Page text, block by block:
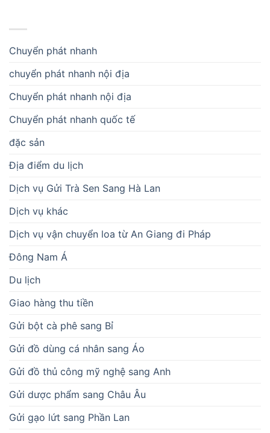
Chuyển phát nhanh
chuyển phát nhanh nội địa
Chuyển phát nhanh nội địa
Chuyển phát nhanh quốc tế
đặc sản
Địa điểm du lịch
Dịch vụ Gửi Trà Sen Sang Hà Lan
Dịch vụ khác
Dịch vụ vận chuyển loa từ An Giang đi Pháp
Đông Nam Á
Du lịch
Giao hàng thu tiền
Gửi bột cà phê sang Bỉ
Gửi đồ dùng cá nhân sang Áo
Gửi đồ thủ công mỹ nghệ sang Anh
Gửi dược phẩm sang Châu Âu
Gửi gạo lứt sang Phần Lan